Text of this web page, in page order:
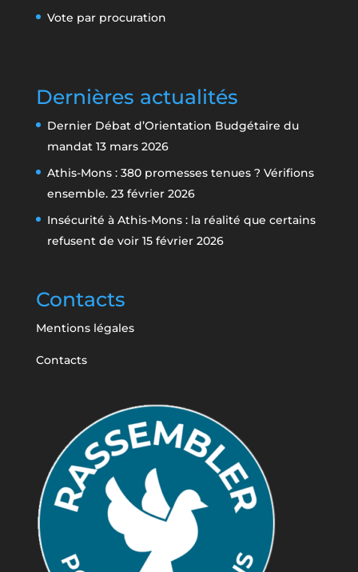
Vote par procuration
Dernières actualités
Dernier Débat d’Orientation Budgétaire du
mandat 13 mars 2026
Athis-Mons : 380 promesses tenues ? Vérifions
ensemble. 23 février 2026
Insécurité à Athis-Mons : la réalité que certains
refusent de voir 15 février 2026
Contacts
Mentions légales
Contacts